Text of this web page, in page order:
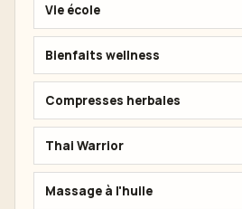
Vie école
Bienfaits wellness
Compresses herbales
Thai Warrior
Massage à l'huile